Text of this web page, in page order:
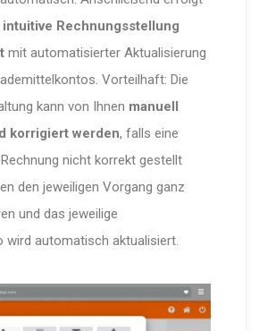
intuitive Rechnungsstellung
mit automatisierter Aktualisierung
Vorteilhaft: Die
kann von Ihnen manuell
korrigiert werden, falls eine
nicht korrekt gestellt
den jeweiligen Vorgang ganz
und das jeweilige
wird automatisch aktualisiert.